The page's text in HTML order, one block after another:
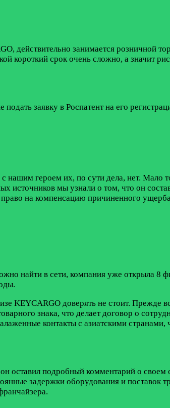
действительно занимается розничной
короткий срок очень сложно, а значит
заявку в Роспатент на его
героем их, по сути дела, нет. Мало
источников мы узнали о том, что он
на компенсацию причиненного
найти в сети, компания уже открыла 8
KEYCARGO доверять не стоит. Прежде
знака, что делает договор о
контакты с азиатскими странами,
оставил подробный комментарий о своем
задержки оборудования и поставок